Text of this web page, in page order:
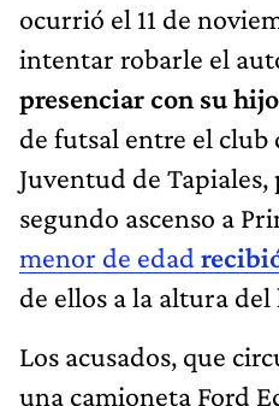
ocurrió el 11 de
intentar robarle el
presenciar con su
de futsal entre el club
Juventud de
segundo ascenso a
menor de edad
de ellos a la altura
Los acusados, que
una camioneta Ford